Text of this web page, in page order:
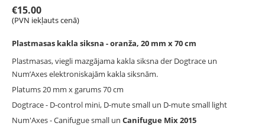
€15.00
(PVN iekļauts cenā)
Plastmasas kakla siksna - oranža, 20 mm x 70 cm
Plastmasas, viegli mazgājama kakla siksna der Dogtrace un
Num’Axes elektroniskajām kakla siksnām.
Platums 20 mm x garums 70 cm
Dogtrace - D-control mini, D-mute small un D-mute small light
Num'Axes - Canifugue small un Canifugue Mix 2015